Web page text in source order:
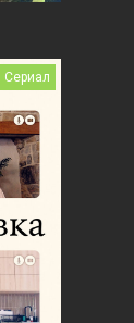
Сериал